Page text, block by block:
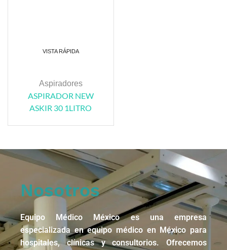
VISTA RÁPIDA
Aspiradores
ASPIRADOR NEW
ASKIR 30 1LITRO
Nosotros
Equipo Médico México es una empresa
especializada en equipo médico en México para
hospitales, clínicas y consultorios. Ofrecemos